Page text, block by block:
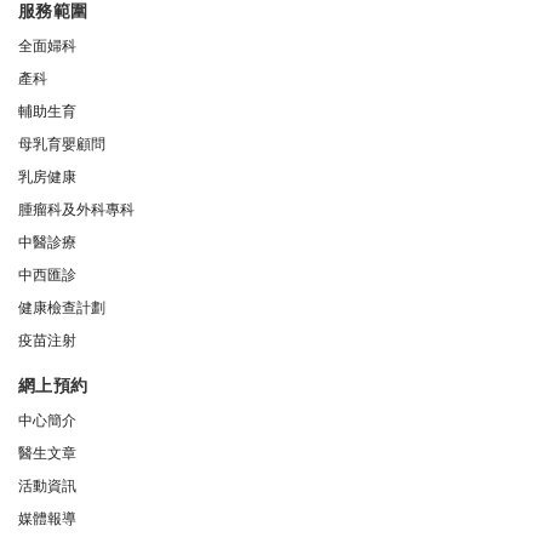
服務範圍
全面婦科
產科
輔助生育
母乳育嬰顧問
乳房健康
腫瘤科及外科專科
中醫診療
中西匯診
健康檢查計劃
疫苗注射
網上預約
中心簡介
醫生文章
活動資訊
媒體報導